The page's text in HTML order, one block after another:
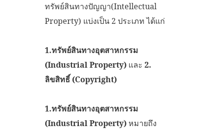
ทรัพย์สินทางปัญญา(Intellectual
Property) แบ่งเป็น 2 ประเภท ได้แก่
1.ทรัพย์สินทางอุตสาหกรรม
(Industrial Property) และ 2.
ลิขสิทธิ์ (Copyright)
1.ทรัพย์สินทางอุตสาหกรรม
(Industrial Property)หมายถึง